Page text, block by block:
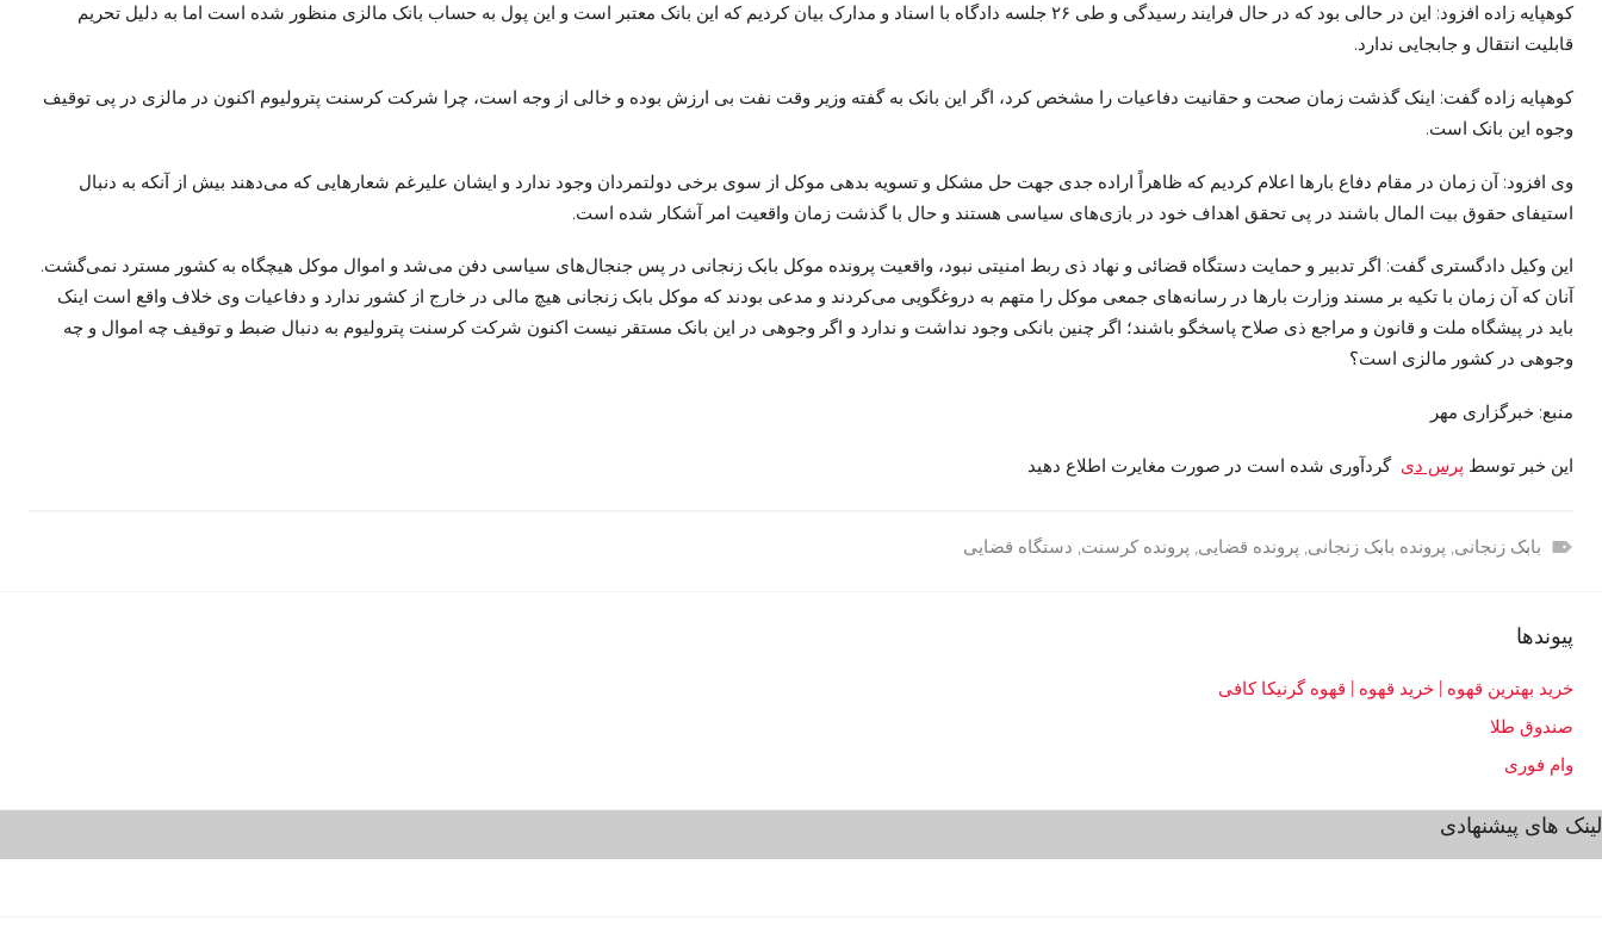
کوهپایه زاده افزود: این در حالی بود که در حال فرایند رسیدگی و طی ٢۶ جلسه دادگاه با اسناد و مدارک بیان کردیم که این بانک معتبر است و این پول به حساب بانک مالزی منظور شده است اما به دلیل تحریم
قابلیت انتقال و جابجایی ندارد.
کوهپایه زاده گفت: اینک گذشت زمان صحت و حقانیت دفاعیات را مشخص کرد، اگر این بانک به گفته وزیر وقت نفت بی ارزش بوده و خالی از وجه است، چرا شرکت کرسنت پترولیوم اکنون در مالزی در پی توقیف
وجوه این بانک است.
وی افزود: آن زمان در مقام دفاع بارها اعلام کردیم که ظاهراً اراده جدی جهت حل مشکل و تسویه بدهی موکل از سوی برخی دولتمردان وجود ندارد و ایشان علیرغم شعارهایی که می‌دهند بیش از آنکه به دنبال
استیفای حقوق بیت المال باشند در پی تحقق اهداف خود در بازی‌های سیاسی هستند و حال با گذشت زمان واقعیت امر آشکار شده است.
این وکیل دادگستری گفت: اگر تدبیر و حمایت دستگاه قضائی و نهاد ذی ربط امنیتی نبود، واقعیت پرونده موکل بابک زنجانی در پس جنجال‌های سیاسی دفن می‌شد و اموال موکل هیچگاه به کشور مسترد نمی‌گشت.
آنان که آن زمان با تکیه بر مسند وزارت بارها در رسانه‌های جمعی موکل را متهم به دروغگویی می‌کردند و مدعی بودند که موکل بابک زنجانی هیچ مالی در خارج از کشور ندارد و دفاعیات وی خلاف واقع است اینک
باید در پیشگاه ملت و قانون و مراجع ذی صلاح پاسخگو باشند؛ اگر چنین بانکی وجود نداشت و ندارد و اگر وجوهی در این بانک مستقر نیست اکنون شرکت کرسنت پترولیوم به دنبال ضبط و توقیف چه اموال و چه
وجوهی در کشور مالزی است؟
منبع: خبرگزاری مهر
این خبر توسط پرس دی گردآوری شده است در صورت مغایرت اطلاع دهید
م
ه
>
ق
ا
ی
بابک زنجانی, پرونده بابک زنجانی, پرونده قضایی, پرونده کرسنت, دستگاه قضایی
پیوندها
خرید بهترین قهوه | خرید قهوه | قهوه گرنیکا کافی
صندوق طلا
وام فوری
لینک های پیشنهادی